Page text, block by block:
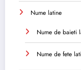
Nume latine
Nume de baieti
Nume de fete